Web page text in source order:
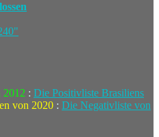
2012 : Die Positivliste Brasiliens
von 2020 : Die Negativliste von